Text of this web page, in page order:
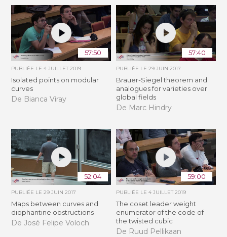
57:50
PUBLIÉE LE4 JUILLET 2019
Isolated points on modular
curves
De Bianca Viray
57:40
PUBLIÉE LE 29 JUIN 2017
Brauer-Siegel theorem and
analogues for varieties over
global fields
De Marc Hindry
52:04
PUBLIÉE LE29 JUIN 2017
Maps between curves and
diophantine obstructions
De José Felipe Voloch
59:00
PUBLIÉE LE 4 JUILLET 2019
The coset leader weight
enumerator of the code of
the twisted cubic
De Ruud Pellikaan